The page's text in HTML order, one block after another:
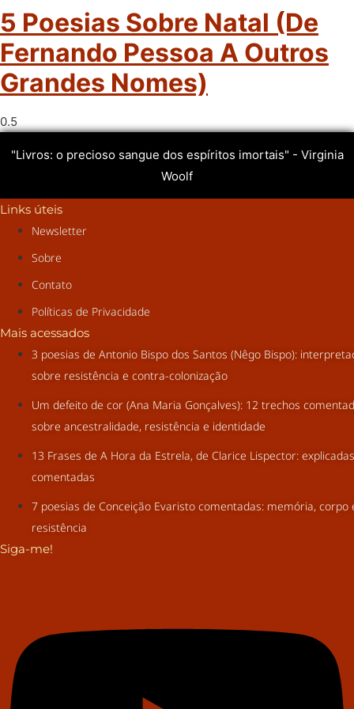
5 Poesias Sobre Natal (de
Fernando Pessoa A Outros
Grandes Nomes)
"Livros: o precioso sangue dos espíritos imortais" - Virginia
Woolf
Links úteis
Newsletter
Sobre
Contato
Políticas de Privacidade
Mais acessados
3 poesias de Antonio Bispo dos Santos (Nêgo Bispo):
sobre resistência e contra-colonização
Um defeito de cor (Ana Maria Gonçalves): 12 trechos
sobre ancestralidade, resistência e identidade
13 Frases de A Hora da Estrela, de Clarice Lispector:
comentadas
7 poesias de Conceição Evaristo comentadas: memória, corpo
resistência
Siga-me!